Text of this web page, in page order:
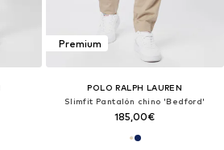
Premium
POLO RALPH LAUREN
Slimfit Pantalón chino 'Bedford'
185,00€